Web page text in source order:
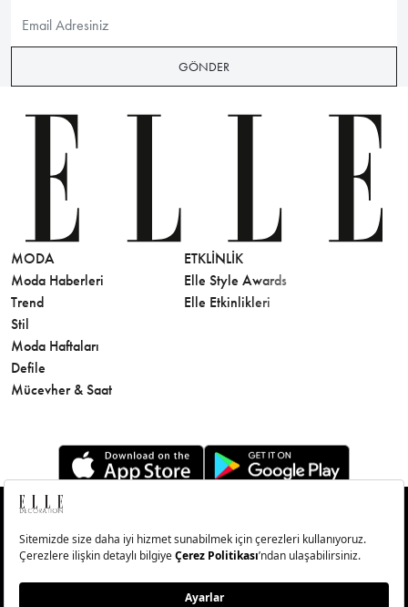
GÖNDER
MODA
Moda Haberleri
Trend
Stil
Moda Haftaları
Defile
Mücevher & Saat
ETKLINLIK
Elle Style Awards
Elle Etkinlikleri